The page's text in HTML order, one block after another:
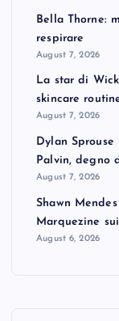
Bella Thorne:
respirare
August 7, 2026
La star di
skincare
August 7, 2026
Dylan
Palvin, degno
August 7, 2026
Shawn
Marquezine
August 6, 2026